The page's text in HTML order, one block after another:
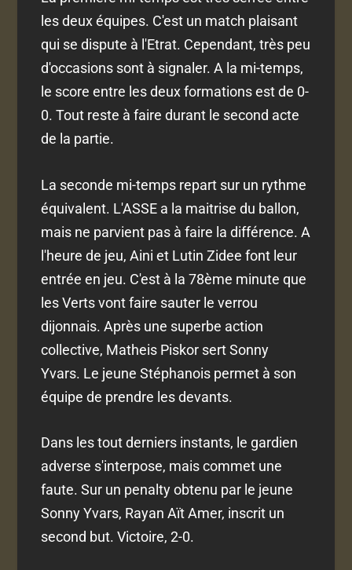
les deux équipes. C'est un match plaisant
qui se dispute à l'Etrat. Cependant, très peu
d'occasions sont à signaler. A la mi-temps,
le score entre les deux formations est de 0-
0. Tout reste à faire durant le second acte
de la partie.
La seconde mi-temps repart sur un rythme
équivalent. L'ASSE a la maitrise du ballon,
mais ne parvient pas à faire la différence. A
l'heure de jeu, Aini et Lutin Zidee font leur
entrée en jeu. C'est à la 78ème minute que
les Verts vont faire sauter le verrou
dijonnais. Après une superbe action
collective, Matheis Piskor sert Sonny
Yvars. Le jeune Stéphanois permet à son
équipe de prendre les devants.
Dans les tout derniers instants, le gardien
adverse s'interpose, mais commet une
faute. Sur un penalty obtenu par le jeune
Sonny Yvars, Rayan Aït Amer, inscrit un
second but. Victoire, 2-0.